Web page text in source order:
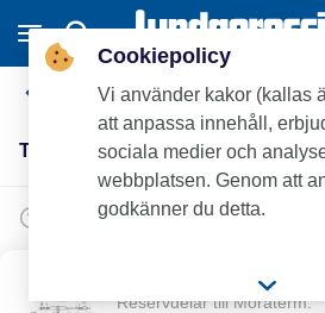
Tillbehör / reservdelar
Tillbehör / reservdelar (37)
Reservdelar till Moraterm.
Cookiepolicy
Vi använder kakor (kallas
att anpassa innehåll,
sociala medier och
webbplatsen. Genom att
godkänner du detta.